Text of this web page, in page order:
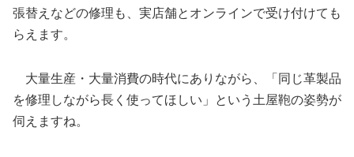
張替えなどの修理も、実店舗とオンラインで受け付けても
らえます。
大量生産・大量消費の時代にありながら、「同じ革製品
を修理しながら長く使ってほしい」という土屋鞄の姿勢が
伺えますね。